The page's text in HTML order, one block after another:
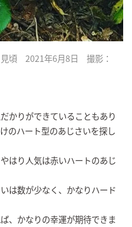
頃 2021年6月8日 撮影：
かりができていることもあり
のハート型のあじさいを探し
はり人気は赤いハートのあじ
は数が少なく、かなりハード
、かなりの幸運が期待できま